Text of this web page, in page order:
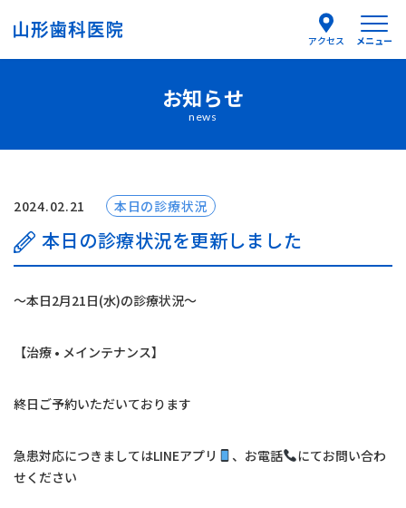
アクセス メニュー
医師紹介
はじめての方へ
診療案内
よくあるご質問
お知らせ
交通アクセス
お問い合わせ
お知らせ
news
2024.02.21 本日の診療状況
本日の診療状況を更新しました
〜本日2月21日(水)の診療状況〜
【治療 • メインテナンス】
終日ご予約いただいております
急患対応につきましてはLINEアプリ 、お電話
にてお問い合わ
せください